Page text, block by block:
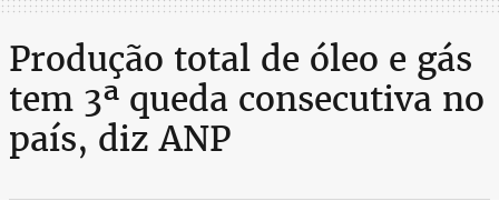
Produção total de óleo e gás
tem 3ª queda consecutiva no
país, diz ANP